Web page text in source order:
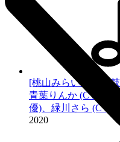
[桃山みらい (CV.林
青葉りんか (CV.厚木
優)、緑川さら (CV.
2020